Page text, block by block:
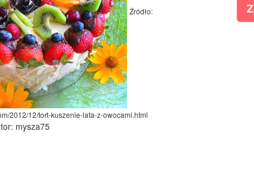
Źródło:
2012/12/tort-kuszenie-lata-z-owocami.html
mysza75